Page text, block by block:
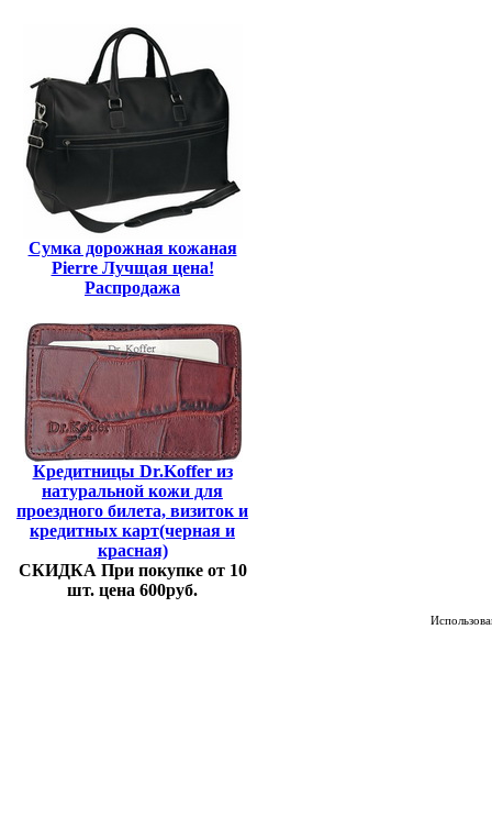
Сумка дорожная кожаная
Pierre Лучщая цена!
Распродажа
Кредитницы Dr.Koffer из
натуральной кожи для
проездного билета, визиток и
кредитных карт(черная и
красная)
СКИДКА При покупке от 10
шт. цена 600руб.